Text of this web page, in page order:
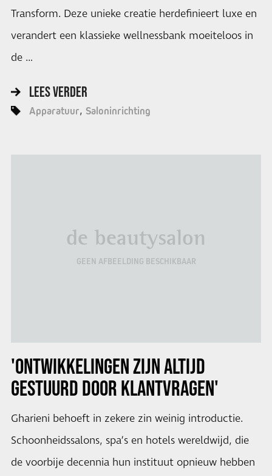
Transform. Deze unieke creatie herdefinieert luxe en
verandert een klassieke wellnessbank moeiteloos in
de …
LEES VERDER
Apparatuur Saloninrichting
de beautysalon
GEEN AFBEELDING BESCHIKBAAR
'ONTWIKKELINGEN ZIJN ALTIJD
GESTUURD DOOR KLANTVRAGEN'
Gharieni behoeft in zekere zin weinig introductie.
Schoonheidssalons, spa’s en hotels wereldwijd, die
de voorbije decennia hun instituut opnieuw hebben